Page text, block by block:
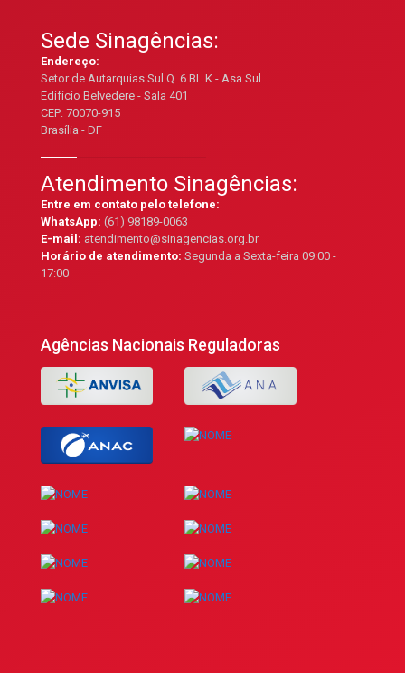
Sede Sinagências:
Endereço:
Setor de Autarquias Sul Q. 6 BL K - Asa Sul
Edifício Belvedere - Sala 401
CEP: 70070-915
Brasília - DF
Atendimento Sinagências:
Entre em contato pelo telefone:
WhatsApp: (61) 98189-0063
E-mail: atendimento@sinagencias.org.br
Horário de atendimento: Segunda a Sexta-feira 09:00 -
17:00
Agências Nacionais Reguladoras